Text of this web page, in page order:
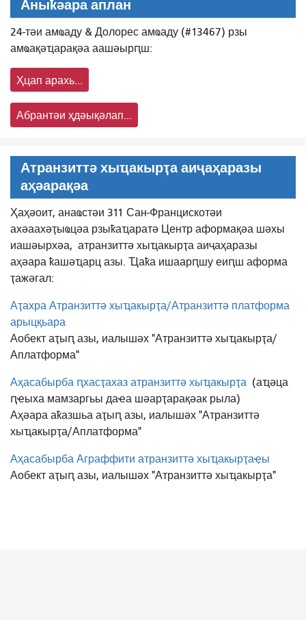
Аныҟәара аплан
24-тәи амҩаду & Долорес амҩаду (#13467) рзы
амҩақәҵарақәа аашәырԥш:
Ҳцап арахь...
Абрантәи ҳдәықәлап...
Атранзиттә хыҵакырҭа аиҷаҳаразы
аҳәарақәа
Ҳаҳәоит, анаҩстәи 311 Сан-Францискотәи
ахәаахәҭыҩцәа рзыҟаҵаратә Центр аформақәа шәхы
иашәырхәа, атранзиттә хыҵакырҭа аиҷаҳаразы
аҳәара ҟашәҵарц азы. Ҵаҟа ишаарԥшу еиԥш аформа
ҭажәгал:
Аҭахра Атранзиттә хыҵакырҭа/Атранзиттә платформа
арыцқьара
Аобект аҭыԥ азы, иалышәх "Атранзиттә хыҵакырҭа/
Аплатформа"
Аҳасабырба ԥхасҭахаз атранзиттә хыҵакырҭа (аҵәца
ԥҽыха мамзаргьы даҽа шәарҭарақәак рыла)
Аҳәара аҟазшьа аҭыԥ азы, иалышәх "Атранзиттә
хыҵакырҭа/Аплатформа"
Аҳасабырба Аграффити атранзиттә хыҵакырҭаҿы
Аобект аҭыԥ азы, иалышәх "Атранзиттә хыҵакырҭа"